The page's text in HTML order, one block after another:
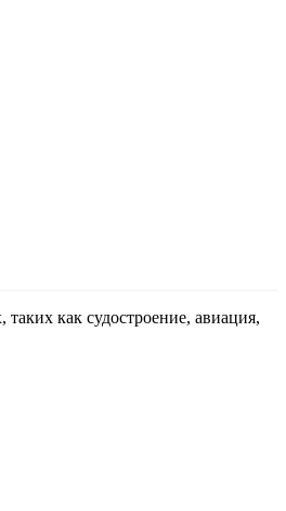
как судостроение, авиация,